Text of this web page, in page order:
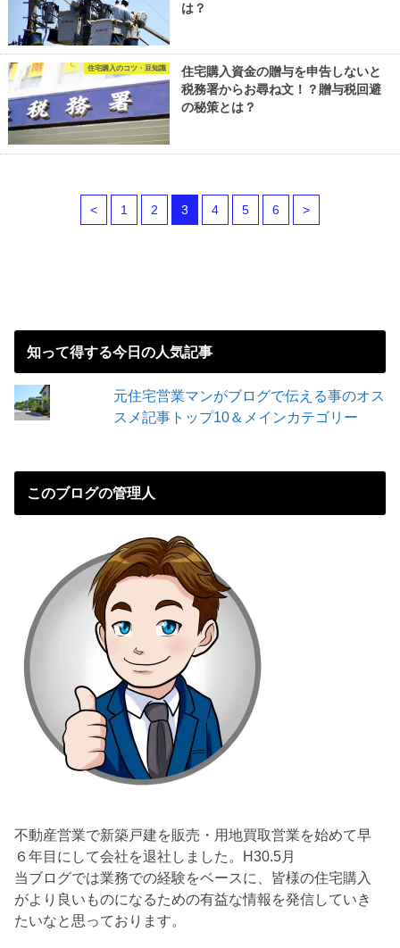
は？
住宅購入のコツ・豆知識
住宅購入資金の贈与を申告しないと
税務署からお尋ね文！？贈与税回避
の秘策とは？
< 1 2 3 4 5 6 >
知って得する今日の人気記事
元住宅営業マンがブログで伝える事のオス
スメ記事トップ10＆メインカテゴリー
このブログの管理人
不動産営業で新築戸建を販売・用地買取営業を始めて早
６年目にして会社を退社しました。H30.5月
当ブログでは業務での経験をベースに、皆様の住宅購入
がより良いものになるための有益な情報を発信していき
たいなと思っております。